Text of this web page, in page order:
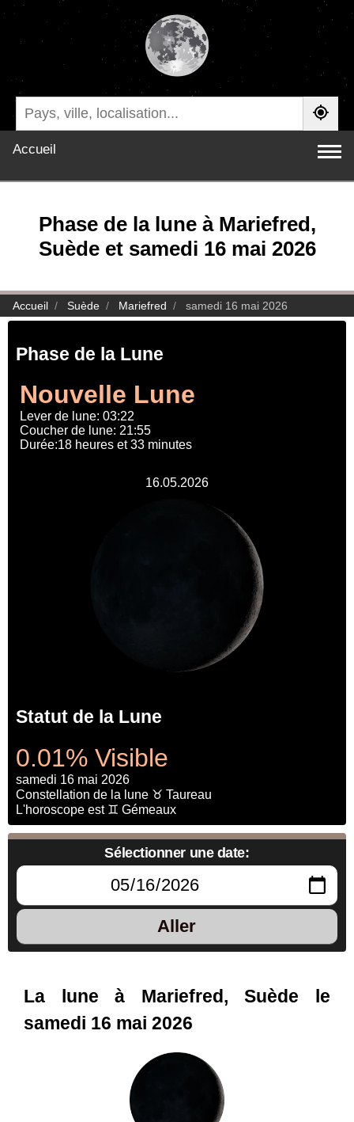
Accueil
Phase de la lune à Mariefred,
Suède et samedi 16 mai 2026
Accueil Suède Mariefred samedi 16 mai 2026
Phase de la Lune
Nouvelle Lune
Lever de lune: 03:22
Coucher de lune: 21:55
Durée:18 heures et 33 minutes
16.05.2026
Statut de la Lune
0.01% Visible
samedi 16 mai 2026
Constellation de la lune ♉ Taureau
L'horoscope est ♊ Gémeaux
Sélectionner une date:
Aller
La lune à Mariefred, Suède le
samedi 16 mai 2026